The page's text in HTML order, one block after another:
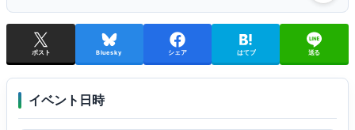
ポスト Bluesky シェア はてブ 送る
イベント日時